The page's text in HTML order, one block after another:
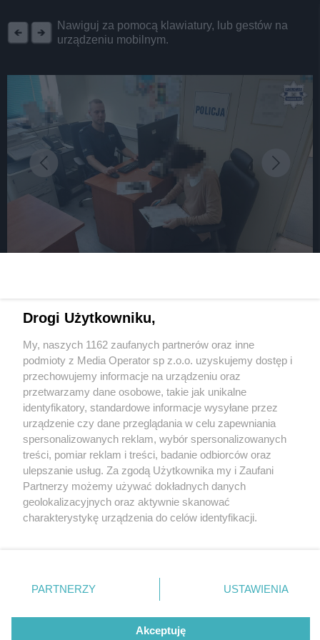
Nawiguj za pomocą klawiatury, lub gestów na
urządzeniu mobilnym.
Jej podejrzenia potwierdziły się i teraz ma kłopoty
2 / 2
Pyrzowice. Kierowczyni
przyjechała na komisariat
zbadać swoją trzeźwość
samochodem. Nie była
trzeźwa. 24 maja 2026
Jej podejrzenia potwierdziły się i teraz ma
kłopoty
REKLAMA
Wydawca mediów lokalnych
Nie zapomnij
zapoznać się z:
polityką prywatności
Twojemiasto
Piekary Śląskie
Chorzów
Tarnowskie Góry
Gliwice
Skontakuj sięz nami
Kontakt
Redakcja
Newsletter
Drogi Użytkowniku,
My, naszych 1162 zaufanych partnerów oraz inne
podmioty z Media Operator sp z.o.o. uzyskujemy dostęp i
przechowujemy informacje na urządzeniu oraz
przetwarzamy dane osobowe, takie jak unikalne
identyfikatory, standardowe informacje wysyłane przez
urządzenie czy dane przeglądania w celu zapewniania
spersonalizowanych reklam, wybór spersonalizowanych
treści, pomiar reklam i treści, badanie odbiorców oraz
ulepszanie usług. Za zgodą Użytkownika my i Zaufani
Partnerzy możemy używać dokładnych danych
geolokalizacyjnych oraz aktywnie skanować
charakterystykę urządzenia do celów identyfikacji.
zmienić/wycofać klikając przycisk ustawień prywatności
znajdujący się w lewym dolnym rogu strony
rodzaje przetwarzania danych nie wymagają zgody
użytkownika, ale masz prawo sprzeciwić się takiemu
PARTNERZY USTAWIENIA
Akceptuję